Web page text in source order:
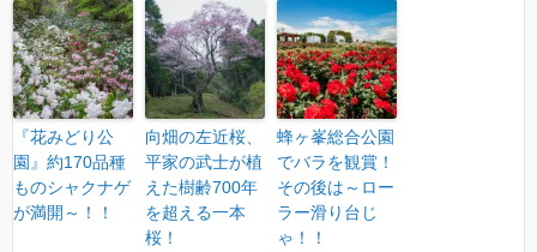
『花みどり公
園』約170品種
ものシャクナゲ
が満開～！！
向畑の左近桜、
平家の武士が植
えた樹齢700年
を超える一本
桜！
蜂ヶ峯総合公園
でバラを観賞！
その後は～ロー
ラー滑り台じ
ゃ！！